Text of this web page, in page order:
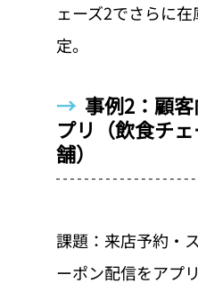
ェーズ2でさらに
定。
→ 事例2：顧
プリ（飲食チ
舗）
課題：来店予約・
ーポン配信をアプ